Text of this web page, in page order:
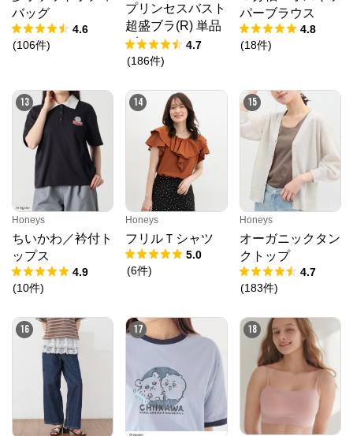
バッグ
4.6
(106件)
プリンセスバスト
超盛ブラ(R) 単品
ブラジャー4.7
(186件)
パーブラウス
4.8
(18件)
13
Honeys
ちいかわ／衿付ト
ップス
4.9
(10件)
14
Honeys
フリルＴシャツ
5.0
(6件)
15
Honeys
オーガニックタン
クトップ
4.7
(183件)
16 17 18